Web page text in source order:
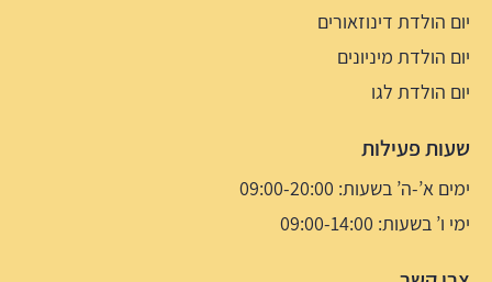
יום הולדת דינוזאורים
יום הולדת מיניונים
יום הולדת לגו
שעות פעילות
ימים א’-ה’ בשעות: 09:00-20:00
ימי ו’ בשעות: 09:00-14:00